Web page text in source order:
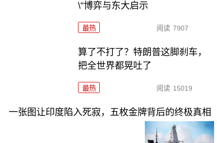
\"博弈与东大启示
最热 阅读 7907
算了不打了？特朗普这脚刹车，
把全世界都晃吐了
最热 阅读 15019
一张图让印度陷入死寂，五枚金牌背后的终极真相